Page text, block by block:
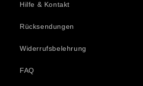
Hilfe & Kontakt
Rücksendungen
Widerrufsbelehrung
FAQ